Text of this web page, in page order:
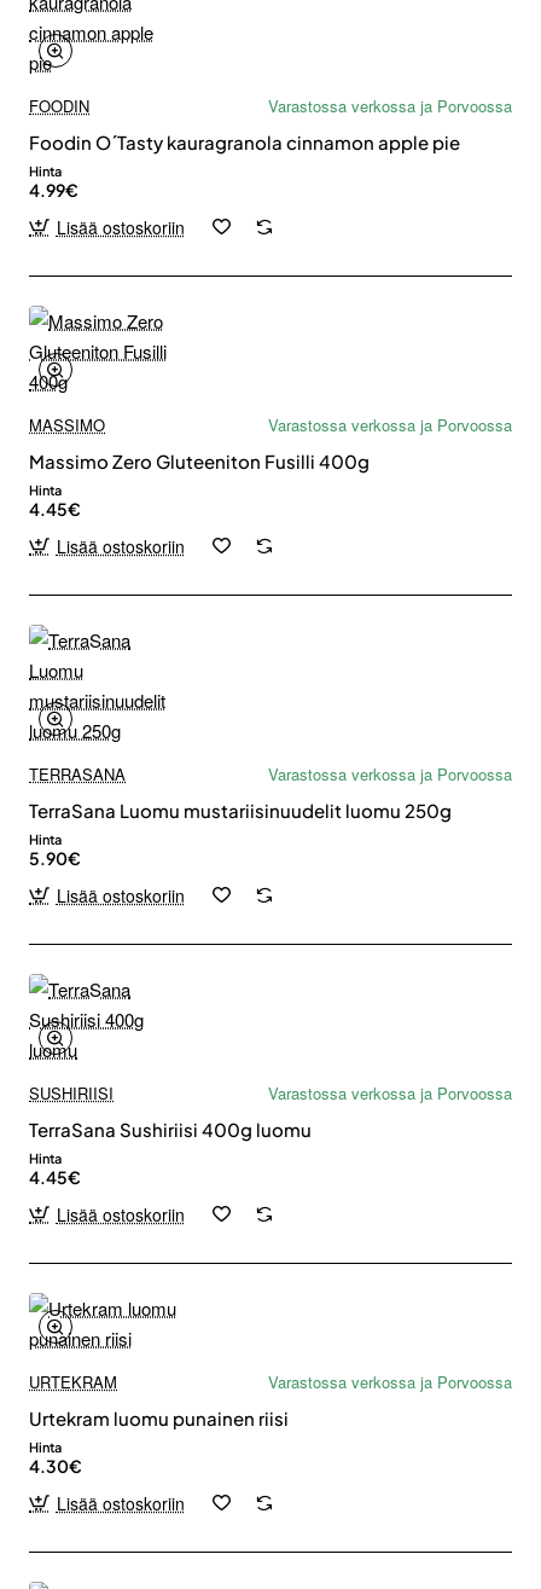
FOODIN
Varastossa verkossa ja Porvoossa
Foodin O´Tasty kauragranola cinnamon apple pie
Hinta
4.99€
Lisää ostoskoriin
MASSIMO
Varastossa verkossa ja Porvoossa
Massimo Zero Gluteeniton Fusilli 400g
Hinta
4.45€
Lisää ostoskoriin
TERRASANA
Varastossa verkossa ja Porvoossa
TerraSana Luomu mustariisinuudelit luomu 250g
Hinta
5.90€
Lisää ostoskoriin
SUSHIRIISI
Varastossa verkossa ja Porvoossa
TerraSana Sushiriisi 400g luomu
Hinta
4.45€
Lisää ostoskoriin
URTEKRAM
Varastossa verkossa ja Porvoossa
Urtekram luomu punainen riisi
Hinta
4.30€
Lisää ostoskoriin